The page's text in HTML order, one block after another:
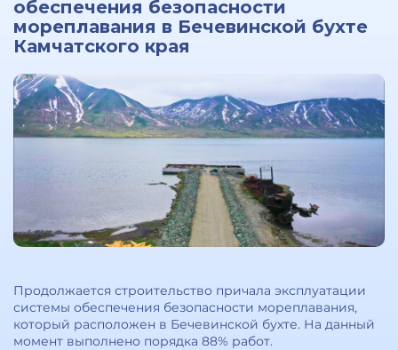
обеспечения безопасности
мореплавания в Бечевинской бухте
Камчатского края
Продолжается строительство причала эксплуатации
системы обеспечения безопасности мореплавания,
который расположен в Бечевинской бухте. На данный
момент выполнено порядка 88% работ.